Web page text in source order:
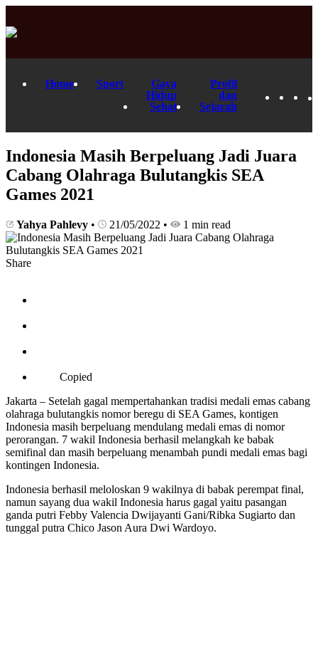
Home Sport
Gaya
Hidup
Sehat
Profil
dan
Sejarah
Indonesia Masih Berpeluang Jadi Juara
Cabang Olahraga Bulutangkis SEA
Games 2021
Yahya Pahlevy • 21/05/2022 • 1 min read
Share
Copied
Jakarta – Setelah gagal mempertahankan tradisi medali emas cabang
olahraga bulutangkis nomor beregu di SEA Games, kontigen
Indonesia masih berpeluang mendulang medali emas di nomor
perorangan. 7 wakil Indonesia berhasil melangkah ke babak
semifinal dan masih berpeluang menambah pundi medali emas bagi
kontingen Indonesia.
Indonesia berhasil meloloskan 9 wakilnya di babak perempat final,
namun sayang dua wakil Indonesia harus gagal yaitu pasangan
ganda putri Febby Valencia Dwijayanti Gani/Ribka Sugiarto dan
tunggal putra Chico Jason Aura Dwi Wardoyo.